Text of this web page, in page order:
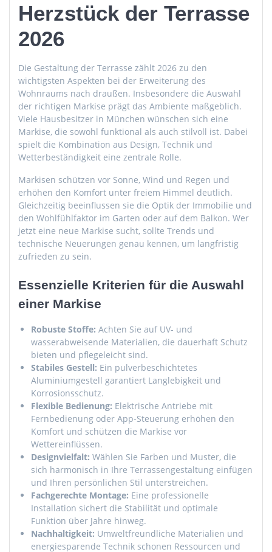
Herzstück der Terrasse
2026
Die Gestaltung der Terrasse zählt 2026 zu den
wichtigsten Aspekten bei der Erweiterung des
Wohnraums nach draußen. Insbesondere die Auswahl
der richtigen Markise prägt das Ambiente maßgeblich.
Viele Hausbesitzer in München wünschen sich eine
Markise, die sowohl funktional als auch stilvoll ist. Dabei
spielt die Kombination aus Design, Technik und
Wetterbeständigkeit eine zentrale Rolle.
Markisen schützen vor Sonne, Wind und Regen und
erhöhen den Komfort unter freiem Himmel deutlich.
Gleichzeitig beeinflussen sie die Optik der Immobilie und
den Wohlfühlfaktor im Garten oder auf dem Balkon. Wer
jetzt eine neue Markise sucht, sollte Trends und
technische Neuerungen genau kennen, um langfristig
zufrieden zu sein.
Essenzielle Kriterien für die Auswahl
einer Markise
Robuste Stoffe: Achten Sie auf UV- und
wasserabweisende Materialien, die dauerhaft Schutz
bieten und pflegeleicht sind.
Stabiles Gestell: Ein pulverbeschichtetes
Aluminiumgestell garantiert Langlebigkeit und
Korrosionsschutz.
Flexible Bedienung: Elektrische Antriebe mit
Fernbedienung oder App-Steuerung erhöhen den
Komfort und schützen die Markise vor
Wettereinflüssen.
Designvielfalt: Wählen Sie Farben und Muster, die
sich harmonisch in Ihre Terrassengestaltung einfügen
und Ihren persönlichen Stil unterstreichen.
Fachgerechte Montage: Eine professionelle
Installation sichert die Stabilität und optimale
Funktion über Jahre hinweg.
Nachhaltigkeit: Umweltfreundliche Materialien und
energiesparende Technik schonen Ressourcen und